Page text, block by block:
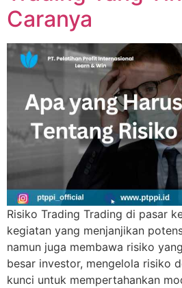
Caranya
Risiko Trading Trading di pasar
kegiatan yang menjanjikan
namun juga membawa risiko
besar investor, mengelola risiko
kunci untuk mempertahankan